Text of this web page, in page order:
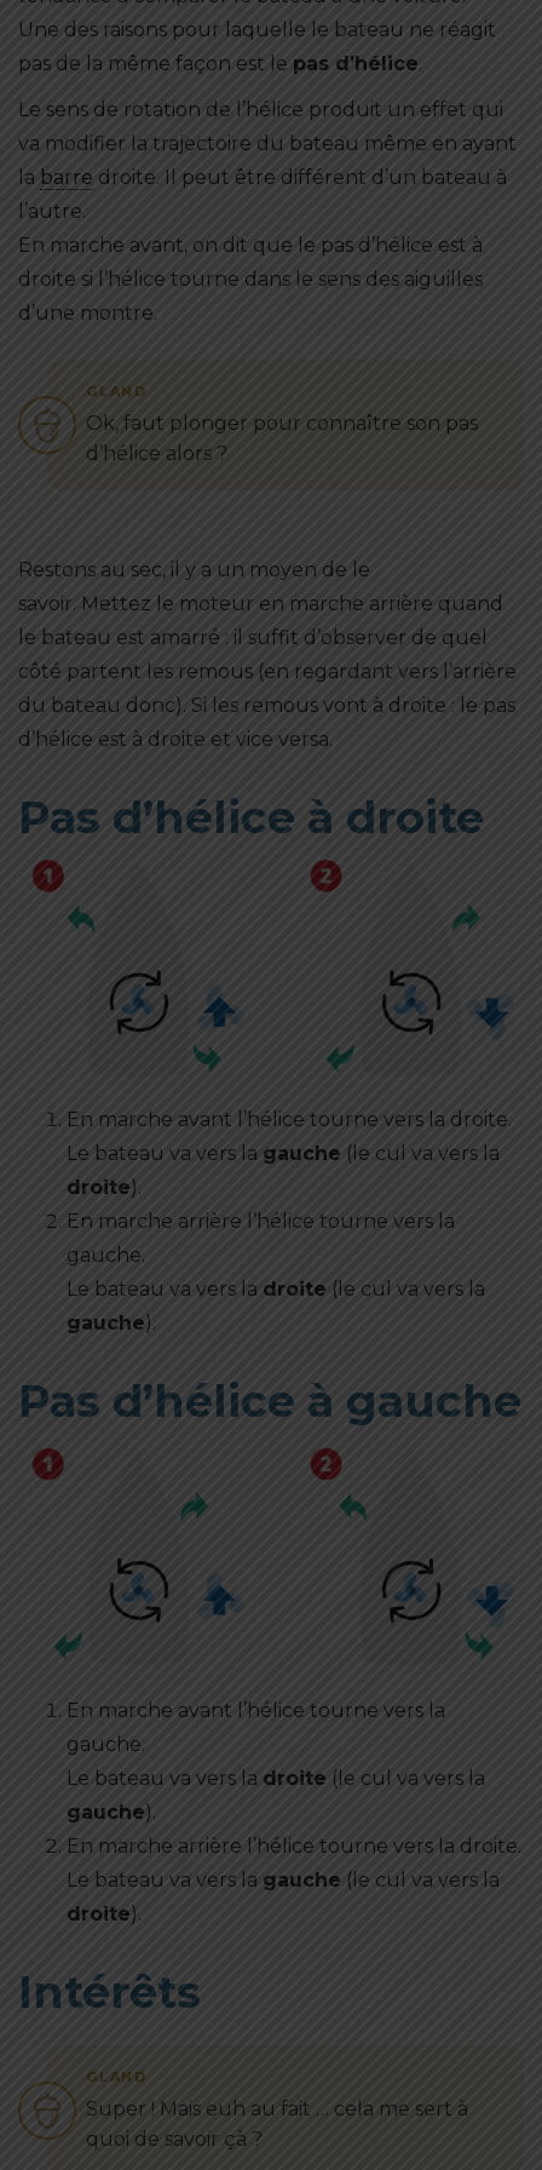
Une des raisons pour laquelle le bateau ne réagit
pas de la même façon est le pas d’hélice.
Le sens de rotation de l’hélice produit un effet qui
va modifier la trajectoire du bateau même en ayant
la barre droite. Il peut être différent d’un bateau à
l’autre.
En marche avant, on dit que le pas d’hélice est à
droite si l’hélice tourne dans le sens des aiguilles
d’une montre.
Ok, faut plonger pour connaître son pas
d’hélice alors ?
Restons au sec, il y a un moyen de le
savoir. Mettez le moteur en marche arrière quand
le bateau est amarré : il suffit d’observer de quel
côté partent les remous (en regardant vers l’arrière
du bateau donc). Si les remous vont à droite : le pas
d’hélice est à droite et vice versa.
Pas d’hélice à droite
En marche avant l’hélice tourne vers la droite.
Le bateau va vers la gauche (le cul va vers la
droite).
En marche arrière l’hélice tourne vers la
gauche.
Le bateau va vers la droite (le cul va vers la
gauche).
Pas d’hélice à gauche
En marche avant l’hélice tourne vers la
gauche.
Le bateau va vers la droite (le cul va vers la
gauche).
En marche arrière l’hélice tourne vers la droite.
Le bateau va vers la gauche (le cul va vers la
droite).
Intérêts
Super ! Mais euh au fait … cela me sert à
quoi de savoir çà ?